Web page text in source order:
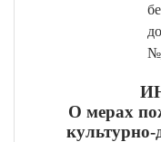
О мерах
культурно-